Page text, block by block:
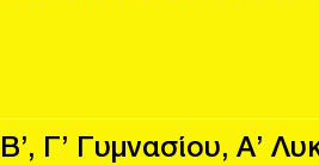
Β’, Γ’ Γυμνασίου, Α’